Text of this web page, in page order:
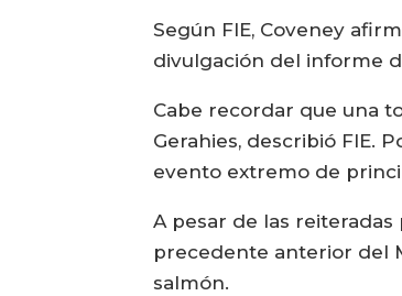
Según FIE, Coveney
divulgación del informe
Cabe recordar que una
Gerahies, describió FIE.
evento extremo de
A pesar de las
precedente anterior del
salmón.